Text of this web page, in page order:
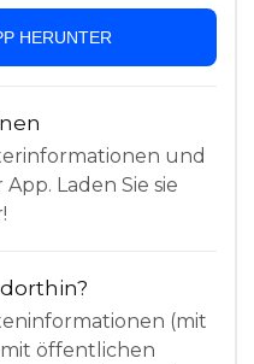
HERUNTER
und
Laden Sie sie
(mit
öffentlichen